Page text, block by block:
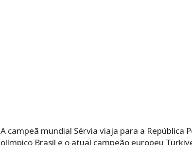
A campeã mundial Sérvia viaja para a República
olímpico Brasil e o atual campeão europeu